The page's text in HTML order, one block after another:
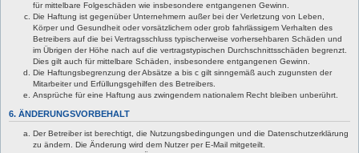
für mittelbare Folgeschäden wie insbesondere entgangenen Gewinn.
Die Haftung ist gegenüber Unternehmern außer bei der Verletzung von Leben,
Körper und Gesundheit oder vorsätzlichem oder grob fahrlässigem Verhalten des
Betreibers auf die bei Vertragsschluss typischerweise vorhersehbaren Schäden und
im Übrigen der Höhe nach auf die vertragstypischen Durchschnittsschäden begrenzt.
Dies gilt auch für mittelbare Schäden, insbesondere entgangenen Gewinn.
Die Haftungsbegrenzung der Absätze a bis c gilt sinngemäß auch zugunsten der
Mitarbeiter und Erfüllungsgehilfen des Betreibers.
Ansprüche für eine Haftung aus zwingendem nationalem Recht bleiben unberührt.
6. ÄNDERUNGSVORBEHALT
Der Betreiber ist berechtigt, die Nutzungsbedingungen und die Datenschutzerklärung
zu ändern. Die Änderung wird dem Nutzer per E-Mail mitgeteilt.